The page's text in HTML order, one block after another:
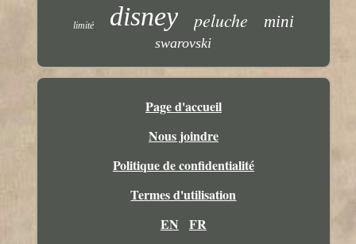
limité disney peluche mini
swarovski
Page d'accueil
Nous joindre
Politique de confidentialité
Termes d'utilisation
EN
FR